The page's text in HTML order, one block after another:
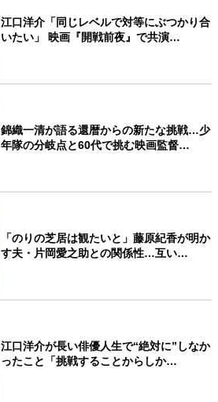
江口洋介「同じレベルで対等にぶつかり合
いたい」 映画『開戦前夜』で共演…
錦織一清が語る還暦からの新たな挑戦…少
年隊の分岐点と60代で挑む映画監督…
「のりの芝居は観たいと」藤原紀香が明か
す夫・片岡愛之助との関係性…互い…
江口洋介が長い俳優人生で“絶対に”しなか
ったこと「挑戦することからしか…